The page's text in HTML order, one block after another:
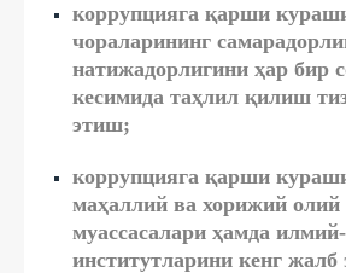
коррупцияга қарши
чораларининг
натижадорлигини ҳар бир
кесимида таҳлил қилиш
этиш;
коррупцияга қарши
маҳаллий ва хорижий
муассасалари ҳамда
институтларини кенг